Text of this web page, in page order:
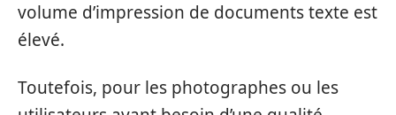
volume d’impression de documents texte est
élevé.
Toutefois, pour les photographes ou les